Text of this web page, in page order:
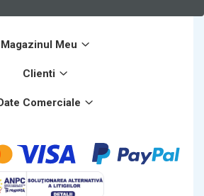
Magazinul Meu
Clienti
Comerciale